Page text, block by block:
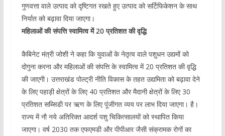
गुणवत्ता वाले उत्पाद को दृष्टिगत रखते हुए उत्पाद को सर्टिफिकेशन के साथ
निर्यात को बढ़ावा दिया जाएगा।
महिलाओं की संपत्ति स्वामित्व में 20 प्रतिशत की वृद्धि
कैबिनेट मंत्री जोशी ने कहा कि युवाओं के नेतृत्व वाले पशुधन उद्यमों को
दोगुना करना और महिलाओं की संपत्ति के स्वामित्व में 20 प्रतिशत की वृद्धि
की जाएगी। उत्तराखंड पोल्ट्री नीति विकास के तहत उद्यमिता को बढ़ावा देने
के लिए पहाड़ी क्षेत्रों के लिए 40 प्रतिशत और मैदानी क्षेत्रों के लिए 30
प्रतिशत सब्सिडी पर ऋण के लिए पूंजीगत व्यय पर लाभ दिया जाएगा। है।
राज्य में नौ नये अतिरिक्त आदर्श पशु चिकित्सालयों को स्थापित किया
जाएगा। वर्ष 2030 तक एफएमडी और पीपीआर जैसी संक्रामक रोगों का